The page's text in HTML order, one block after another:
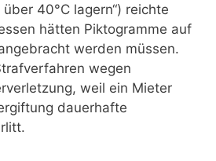
40°C lagern“) reichte
hätten Piktogramme auf
werden müssen.
wegen
weil ein Mieter
dauerhafte